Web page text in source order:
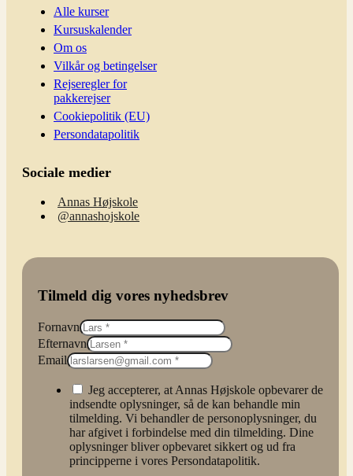
Alle kurser
Kursuskalender
Om os
Vilkår og betingelser
Rejseregler for
pakkerejser
Cookiepolitik (EU)
Persondatapolitik
Sociale medier
Annas Højskole
@annashojskole
Tilmeld dig vores nyhedsbrev
Fornavn
Efternavn
Email
Jeg accepterer, at Annas Højskole opbevarer de
indsendte oplysninger, så de kan behandle min
tilmelding. Vi behandler de personoplysninger, du
har afgivet i forbindelse med din tilmelding. Dine
oplysninger bliver opbevaret sikkert og ud fra
principperne i vores Persondatapolitik.